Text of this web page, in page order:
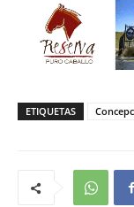
ETIQUETAS